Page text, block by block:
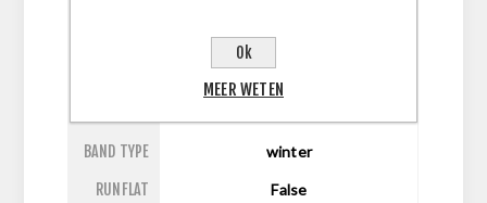
BAND TYPE winter
RUNFLAT
False
Ok
MEER WETEN